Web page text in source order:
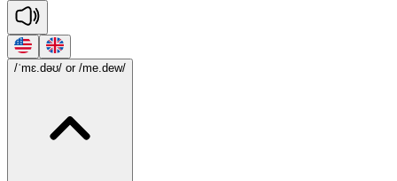
/ˈmɛ.dəʊ/ or /me.dew/